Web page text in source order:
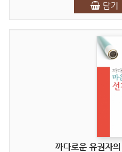
담기
까다로운 유권자